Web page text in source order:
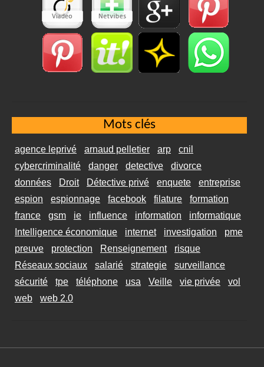
Mots clés
agence leprivé arnaud pelletier arp
cnil
cybercriminalité
danger detective
divorce
données
Droit Détective privé enquete
entreprise
espion
espionnage facebook filature
formation
france
gsm ie influence information
informatique
Intelligence économique
internet investigation
pme
preuve
protection Renseignement
risque
Réseaux sociaux
salarié strategie
surveillance
sécurité
tpe téléphone usa Veille vie privée
vol
web
web 2.0